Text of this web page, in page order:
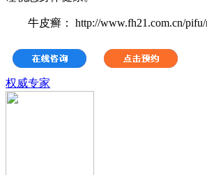
牛皮癣： http://www.fh21.com.cn/pifu/
权威专家